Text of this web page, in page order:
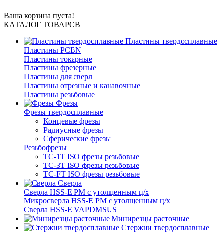
Ваша корзина пуста!
КАТАЛОГ ТОВАРОВ
Пластины твердосплавные
Пластины PCBN
Пластины токарные
Пластины фрезерные
Пластины для сверл
Пластины отрезные и канавочные
Пластины резьбовые
Фрезы
Фрезы твердосплавные
Концевые фрезы
Радиусные фрезы
Сферические фрезы
Резьбофрезы
TC-1T ISO фрезы резьбовые
TC-3T ISO фрезы резьбовые
TC-FT ISO фрезы резьбовые
Сверла
Cверла HSS-E PM c утолщенным ц/х
Микросверла HSS-E PM c утолщенным ц/х
Сверла HSS-E VAPDMSUS
Минирезцы расточные
Cтержни твердосплавные